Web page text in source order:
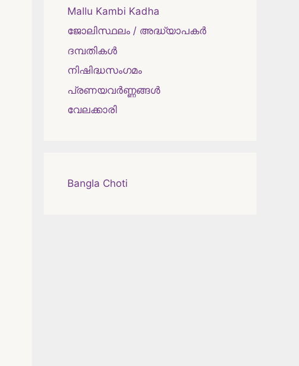
Mallu Kambi Kadha
ജോലിസ്ഥലം / അദ്ധ്യാപകർ
ദമ്പതികള്‍
നിഷിദ്ധസംഗമം
പ്രണയവർണ്ണങ്ങൾ
വേലക്കാരി
Bangla Choti